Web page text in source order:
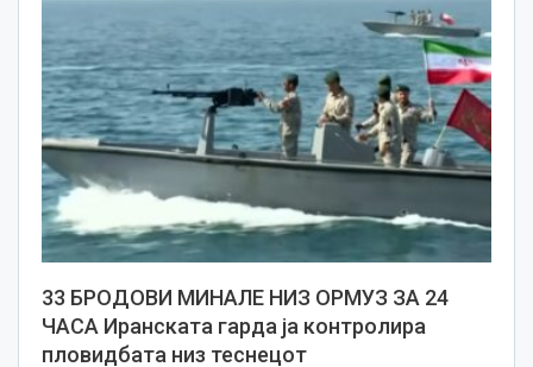
33 БРОДОВИ МИНАЛЕ НИЗ ОРМУЗ ЗА 24
ЧАСА Иранската гарда ја контролира
пловидбата низ теснецот